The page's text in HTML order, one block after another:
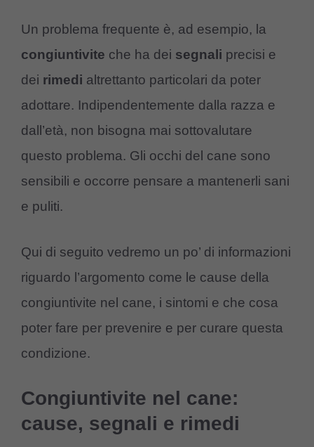
Un problema frequente è, ad esempio, la
congiuntivite che ha dei segnali precisi e
dei rimedi altrettanto particolari da poter
adottare. Indipendentemente dalla razza e
dall’età, non bisogna mai sottovalutare
questo problema. Gli occhi del cane sono
sensibili e occorre pensare a mantenerli sani
e puliti.
Qui di seguito vedremo un po’ di informazioni
riguardo l’argomento come le cause della
congiuntivite nel cane, i sintomi e che cosa
poter fare per prevenire e per curare questa
condizione.
Congiuntivite nel cane:
cause, segnali e rimedi